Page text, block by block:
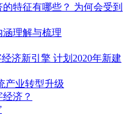
特征有哪些？ 为何会受到
理解与梳理
济新引擎 计划2020年新建
产业转型升级
济？